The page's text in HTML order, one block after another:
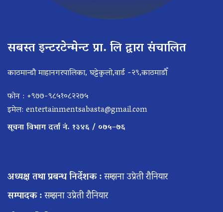
सबस्त इन्टरटेन्मेन्ट प्रा. लि द्वारा संचालित
काठमान्डौ माहानगरपालिका, घट्टेकुलो,वार्ड -२९,काठमाडौँ
फोन : +९७७-९८५१०८२२७५
इमेल: entertainmentsabasta@gmail.com
सूचना विभाग दर्ता नं. १३४६ / ०७५–७६
अध्यक्ष तथा प्रबन्ध निर्देशक :सम्झना उप्रेती रौनियार
सम्पादक :सम्झना उप्रेती रौनियार